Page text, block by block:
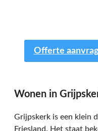
Offerte
Wonen in
Grijpskerk is een klein
Friesland. Het staat